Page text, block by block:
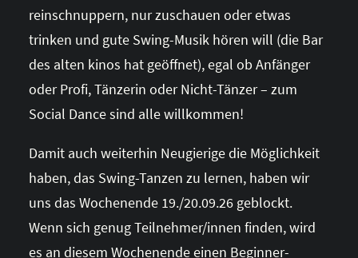
reinschnuppern, nur zuschauen oder etwas
trinken und gute Swing-Musik hören will (die Bar
des alten kinos hat geöffnet), egal ob Anfänger
oder Profi, Tänzerin oder Nicht-Tänzer – zum
Social Dance sind alle willkommen!
Damit auch weiterhin Neugierige die Möglichkeit
haben, das Swing-Tanzen zu lernen, haben wir
uns das Wochenende 19./20.09.26 geblockt.
Wenn sich genug Teilnehmer/innen finden, wird
es an diesem Wochenende einen Beginner-